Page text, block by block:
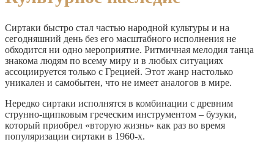
Сиртаки быстро стал частью народной культуры и на
сегодняшний день без его масштабного исполнения не
обходится ни одно мероприятие. Ритмичная мелодия танца
знакома людям по всему миру и в любых ситуациях
ассоциируется только с Грецией. Этот жанр настолько
уникален и самобытен, что не имеет аналогов в мире.
Нередко сиртаки исполнятся в комбинации с древним
струнно-щипковым греческим инструментом – бузуки,
который приобрел «вторую жизнь» как раз во время
популяризации сиртаки в 1960-х.